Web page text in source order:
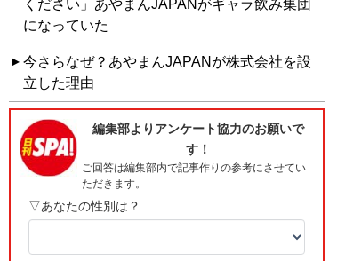
ください」あやまんJAPANがギャラ飲み集団
になっていた
今さらなぜ？あやまんJAPANが株式会社を設
立した理由